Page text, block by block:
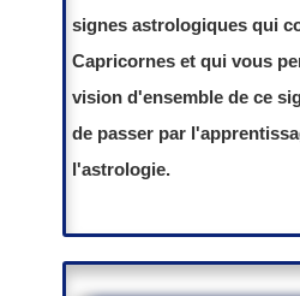
signes astrologiques qui
Capricornes et qui vous
vision d'ensemble de ce
de passer par
l'astrologie.